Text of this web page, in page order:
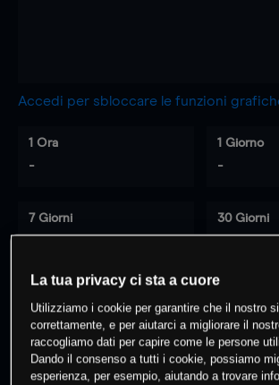
Accedi per sbloccare le funzioni
1 Ora
-
1 Giorno
-
7 Giorni
-
30 Giorni
-
0% dei clienti hanno
questo prodotto
La tua privacy ci sta a cuore
Utilizziamo i cookie per garantire che il nostro
correttamente, e per aiutarci a migliorare il
raccogliamo dati per capire come le persone
Dando il consenso a tutti i cookie, possiamo
esperienza, per esempio, aiutando a trovare